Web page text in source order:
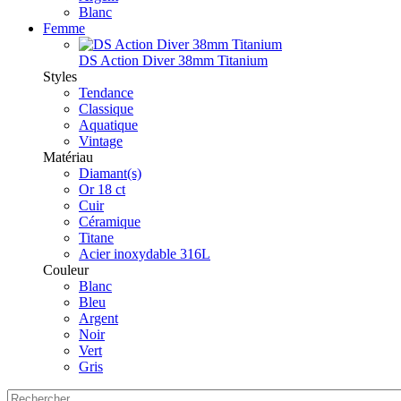
Blanc
Femme
DS Action Diver 38mm Titanium
Styles
Tendance
Classique
Aquatique
Vintage
Matériau
Diamant(s)
Or 18 ct
Cuir
Céramique
Titane
Acier inoxydable 316L
Couleur
Blanc
Bleu
Argent
Noir
Vert
Gris